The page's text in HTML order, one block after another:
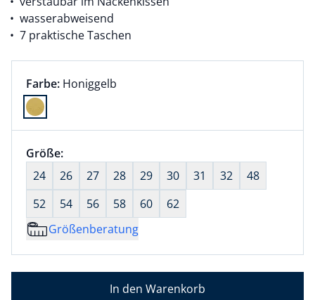
wasserabweisend
7 praktische Taschen
Farbauswahl:
Farbe: aktuell ausgewählt:
Honiggelb
Farbe Honiggelb ausgewählt
Größenauswahl:
Größe:nichts ausgewählt
24
26 27 28 29 30 31 32
48
52
54 56 58 60
62
Größenberatung
In den Warenkorb